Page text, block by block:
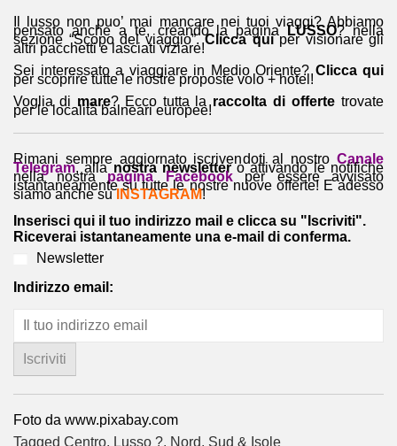
Il lusso non puo’ mai mancare nei tuoi viaggi? Abbiamo
pensato anche a te, creando la paginaLUSSO? nella
sezione “Scopo del viaggio”.Clicca qui per visionare gli
altri pacchetti e lasciati viziare!
Sei interessato a viaggiare in Medio Oriente?Clicca qui
per scoprire tutte le nostre proposte volo + hotel!
Voglia di mare? Ecco tutta la raccolta di offerte trovate
per le località balneari europee!
Rimani sempre aggiornato iscrivendoti al nostro Canale
Telegram, allanostra newslettero attivando le notifiche
nella nostrapagina Facebookper essere avvisato
istantaneamente su tutte le nostre nuove offerte! E adesso
siamo anche su INSTAGRAM!
Inserisci qui il tuo indirizzo mail e clicca su "Iscriviti".
Riceverai istantaneamente una e-mail di conferma.
Newsletter
Indirizzo email:
Foto da www.pixabay.com
Tagged Centro, Lusso ?, Nord, Sud & Isole